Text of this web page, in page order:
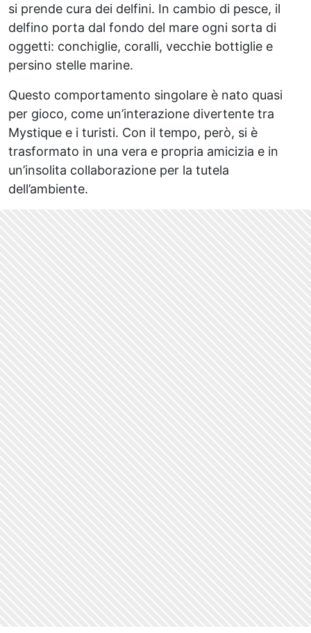
si prende cura dei delfini. In cambio di pesce, il
delfino porta dal fondo del mare ogni sorta di
oggetti: conchiglie, coralli, vecchie bottiglie e
persino stelle marine.
Questo comportamento singolare è nato quasi
per gioco, come un’interazione divertente tra
Mystique e i turisti. Con il tempo, però, si è
trasformato in una vera e propria amicizia e in
un’insolita collaborazione per la tutela
dell’ambiente.